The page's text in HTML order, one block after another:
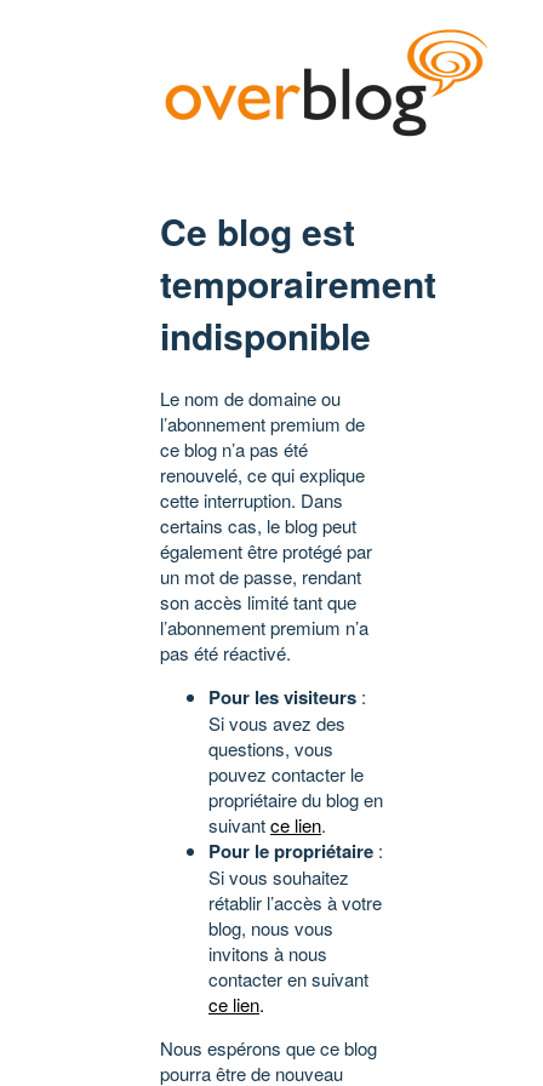
Ce blog est
temporairement
indisponible
Le nom de domaine ou
l’abonnement premium de
ce blog n’a pas été
renouvelé, ce qui explique
cette interruption. Dans
certains cas, le blog peut
également être protégé par
un mot de passe, rendant
son accès limité tant que
l’abonnement premium n’a
pas été réactivé.
Pour les visiteurs :
Si vous avez des
questions, vous
pouvez contacter le
propriétaire du blog en
suivantce lien.
Pour le propriétaire :
Si vous souhaitez
rétablir l’accès à votre
blog, nous vous
invitons à nous
contacter en suivant
ce lien.
Nous espérons que ce blog
pourra être de nouveau